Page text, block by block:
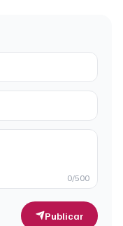
0/500
Publicar